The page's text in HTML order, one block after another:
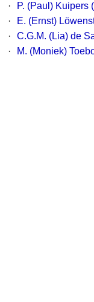
·
P. (Paul) Kuipers
·
E. (Ernst)
·
C.G.M. (Lia) de
·
M. (Moniek)